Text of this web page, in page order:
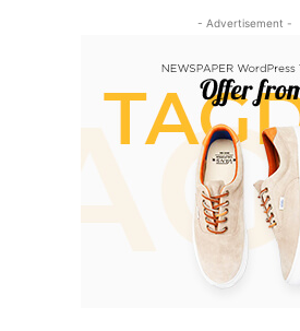
- Advertisement -